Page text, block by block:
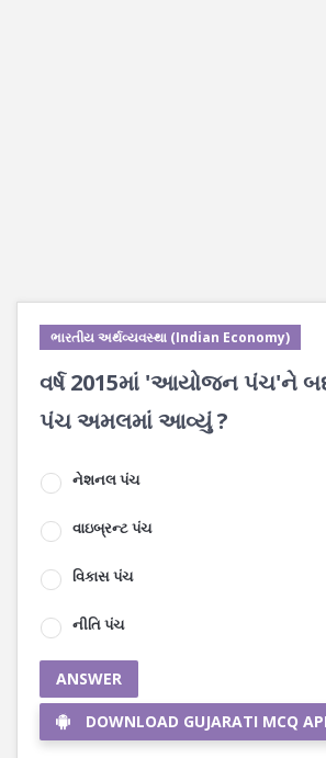
ભારતીય અર્થવ્યવસ્થા (Indian Economy)
વર્ષ 2015માં 'આયોજન પંચ'ને
પંચ અમલમાં આવ્યું ?
નેશનલ પંચ
વાઇબ્રન્ટ પંચ
વિકાસ પંચ
નીતિ પંચ
ANSWER
DOWNLOAD GUJARATI MCQ